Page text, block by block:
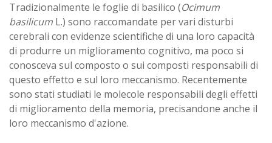
Tradizionalmente le foglie di basilico (Ocimum
basilicum L.) sono raccomandate per vari disturbi
cerebrali con evidenze scientifiche di una loro capacità
di produrre un miglioramento cognitivo, ma poco si
conosceva sul composto o sui composti responsabili di
questo effetto e sul loro meccanismo. Recentemente
sono stati studiati le molecole responsabili degli effetti
di miglioramento della memoria, precisandone anche il
loro meccanismo d'azione.